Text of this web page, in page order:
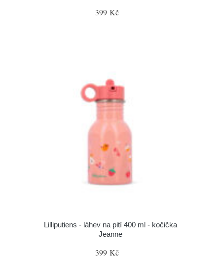
399 Kč
Lilliputiens - láhev na pití 400 ml - kočička
Jeanne
399 Kč